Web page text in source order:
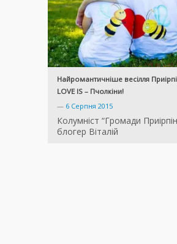
Найромантичніше весілля
LOVE IS – Пчолкіни!
— 6 Серпня 2015
Колумніст “Громади
блогер Віталій